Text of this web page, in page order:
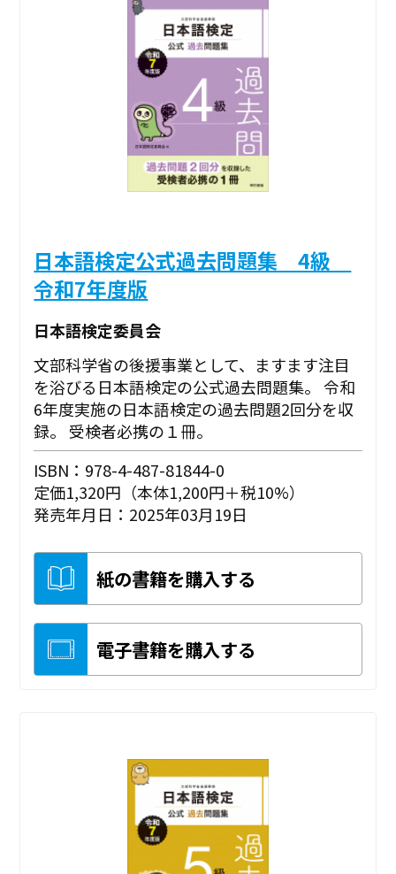
日本語検定公式過去問題集 4級
令和7年度版
日本語検定委員会
文部科学省の後援事業として、ますます注目
を浴びる日本語検定の公式過去問題集。 令和
6年度実施の日本語検定の過去問題2回分を収
録。 受検者必携の１冊。
ISBN：978-4-487-81844-0
定価1,320円（本体1,200円＋税10%）
発売年月日：2025年03月19日
紙の書籍を購入する
電子書籍を購入する